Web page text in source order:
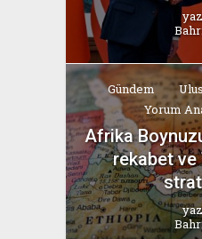
Gündem
Yorum
Afrika
rekabet ve